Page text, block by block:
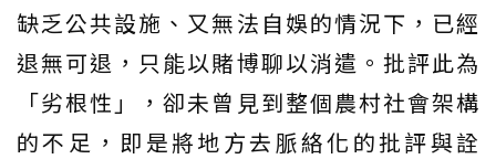
缺乏公共設施、又無法自娛的情況下，已經
退無可退，只能以賭博聊以消遣。批評此為
「劣根性」，卻未曾見到整個農村社會架構
的不足，即是將地方去脈絡化的批評與詮